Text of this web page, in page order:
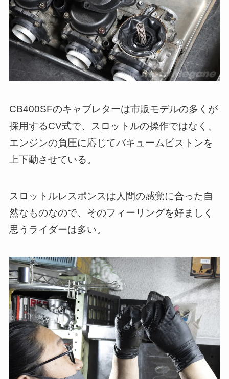
CB400SFのキャブレターは市販モデルの多くが
採用するCV式で、スロットルの操作ではなく、
エンジンの負圧に応じてバキュームピストンを
上下動させている。
スロットルレスポンスは人間の感覚に合った自
然なものなので、そのフィーリングを好ましく
思うライダーは多い。